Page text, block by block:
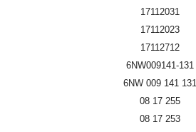
17112031
17112023
17112712
6NW009141-131
6NW 009 141 131
08 17 255
08 17 253